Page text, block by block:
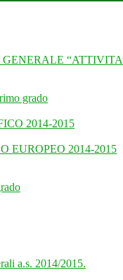
grado
2014-2015
EUROPEO 2014-2015
a.s. 2014/2015.